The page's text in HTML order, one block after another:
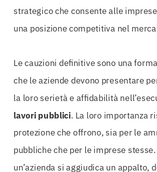
strategico che consente alle
una posizione competitiva nel
Le cauzioni definitive sono una
che le aziende devono presentare
la loro serietà e affidabilità
lavori pubblici. La loro importanza
protezione che offrono, sia per le
pubbliche che per le imprese
un’azienda si aggiudica un appalto,